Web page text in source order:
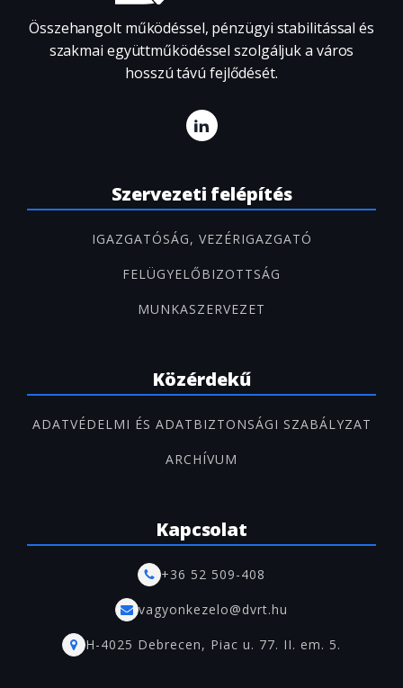
Összehangolt működéssel, pénzügyi stabilitással és
szakmai együttműködéssel szolgáljuk a város
hosszú távú fejlődését.
Szervezeti felépítés
IGAZGATÓSÁG, VEZÉRIGAZGATÓ
FELÜGYELŐBIZOTTSÁG
MUNKASZERVEZET
Közérdekű
ADATVÉDELMI ÉS ADATBIZTONSÁGI SZABÁLYZAT
ARCHÍVUM
Kapcsolat
+36 52 509-408
vagyonkezelo@dvrt.hu
H-4025 Debrecen, Piac u. 77. II. em. 5.